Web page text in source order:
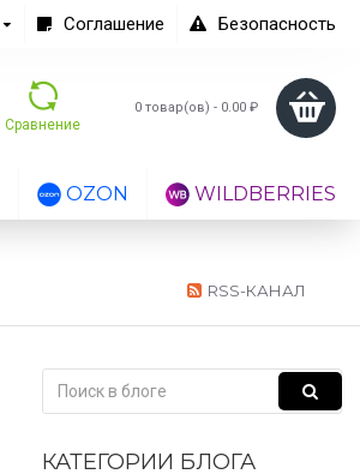
Соглашение Безопасность
Сравнение
0 товар(ов) - 0.00 ₽
OZON WILDBERRIES
RSS-КАНАЛ
КАТЕГОРИИ БЛОГА